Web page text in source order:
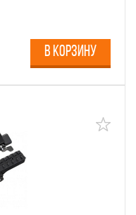
В КОРЗИНУ